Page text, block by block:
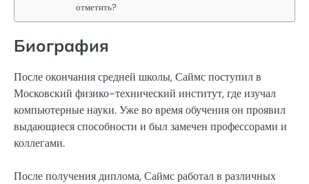
отметить?
Биография
После окончания средней школы, Саймс поступил в
Московский физико-технический институт, где изучал
компьютерные науки. Уже во время обучения он проявил
выдающиеся способности и был замечен профессорами и
коллегами.
После получения диплома, Саймс работал в различных